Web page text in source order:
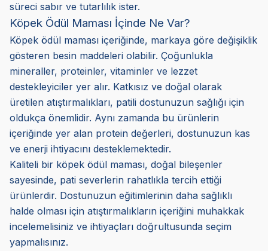
süreci sabır ve tutarlılık ister.
Köpek Ödül Maması İçinde Ne Var?
Köpek ödül maması içeriğinde, markaya göre değişiklik
gösteren besin maddeleri olabilir. Çoğunlukla
mineraller, proteinler, vitaminler ve lezzet
destekleyiciler yer alır. Katkısız ve doğal olarak
üretilen atıştırmalıkları, patili dostunuzun sağlığı için
oldukça önemlidir. Aynı zamanda bu ürünlerin
içeriğinde yer alan protein değerleri, dostunuzun kas
ve enerji ihtiyacını desteklemektedir.
Kaliteli bir köpek ödül maması, doğal bileşenler
sayesinde, pati severlerin rahatlıkla tercih ettiği
ürünlerdir. Dostunuzun eğitimlerinin daha sağlıklı
halde olması için atıştırmalıkların içeriğini muhakkak
incelemelisiniz ve ihtiyaçları doğrultusunda seçim
yapmalısınız.